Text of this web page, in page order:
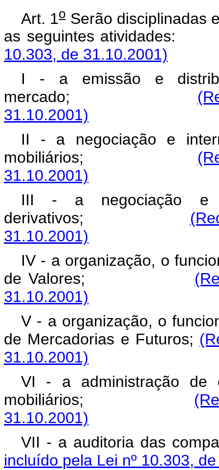
Art. 1oSerão disciplinadas
as seguintes
10.303, de 31.10.2001)
I - a emissão e
mercado;
31.10.2001)
II - a negociação e
mobiliários;
31.10.2001)
III - a negociação e
derivativos;
31.10.2001)
IV - a organização, o
de Valores;
31.10.2001)
V - a organização, o
de Mercadorias e Futuros;
31.10.2001)
VI - a administração de
mobiliários;
31.10.2001)
VII - a auditoria
incluído pela Lei nº 10.303,